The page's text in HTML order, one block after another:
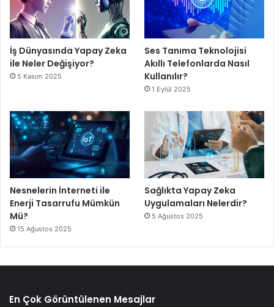
İş Dünyasında Yapay Zeka
ile Neler Değişiyor?
5 Kasım 2025
Ses Tanıma Teknolojisi
Akıllı Telefonlarda Nasıl
Kullanılır?
1 Eylül 2025
Nesnelerin İnterneti ile
Enerji Tasarrufu Mümkün
Mü?
15 Ağustos 2025
Sağlıkta Yapay Zeka
Uygulamaları Nelerdir?
5 Ağustos 2025
En Çok Görüntülenen Mesajlar